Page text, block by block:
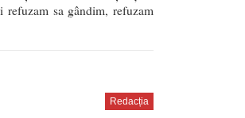
refuzam sa gândim, refuzam
Redacția